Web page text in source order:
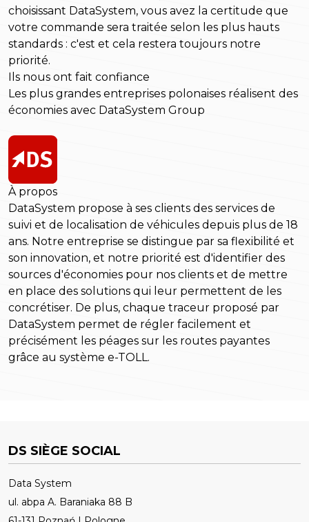
choisissant DataSystem, vous avez la certitude que
votre commande sera traitée selon les plus hauts
standards : c'est et cela restera toujours notre
priorité.
Ils nous ont fait confiance
Les plus grandes entreprises polonaises réalisent des
économies avec DataSystem Group
À propos
DataSystem propose à ses clients des services de
suivi et de localisation de véhicules depuis plus de 18
ans. Notre entreprise se distingue par sa flexibilité et
son innovation, et notre priorité est d'identifier des
sources d'économies pour nos clients et de mettre
en place des solutions qui leur permettent de les
concrétiser. De plus, chaque traceur proposé par
DataSystem permet de régler facilement et
précisément les péages sur les routes payantes
grâce au système e-TOLL.
DS SIÈGE SOCIAL
Data System
ul. abpa A. Baraniaka 88 B